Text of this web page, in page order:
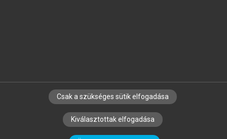
SZERZŐKNEK CÉGEKNEK KÖNYVTÁROSOKNAK
SZERKESZTÉSI ÉS LEKTORÁLÁSI ALAPELVEK
Csak a szükséges sütik elfogadása
Kiválasztottak elfogadása